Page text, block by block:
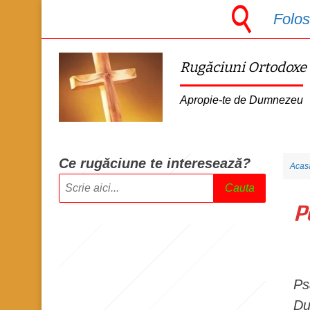
Rugăciuni Ortodoxe
Apropie-te de Dumnezeu
Ce rugăciune te interesează?
Cauta